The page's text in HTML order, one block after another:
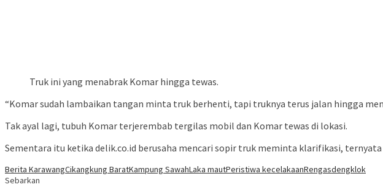
Truk ini yang menabrak Komar hingga tewas.
“Komar sudah lambaikan tangan minta truk berhenti, tapi truknya terus jalan hingga
Tak ayal lagi, tubuh Komar terjerembab tergilas mobil dan Komar tewas di lokasi.
Sementara itu ketika delik.co.id berusaha mencari sopir truk meminta klarifikasi,
Berita KarawangCikangkung BaratKampung SawahLaka mautPeristiwa kecelakaanRengasdengklok
Sebarkan